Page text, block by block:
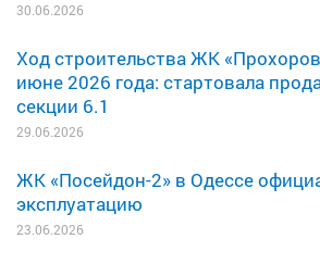
30.06.2026
Ход строительства ЖК
июне 2026 года: стартовала
секции 6.1
29.06.2026
ЖК «Посейдон-2» в Одессе
эксплуатацию
23.06.2026